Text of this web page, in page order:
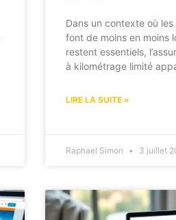
Dans un contexte où
font de moins en moins
restent essentiels,
à kilométrage limité
LIRE LA SUITE »
Raphael Simon 3 juillet